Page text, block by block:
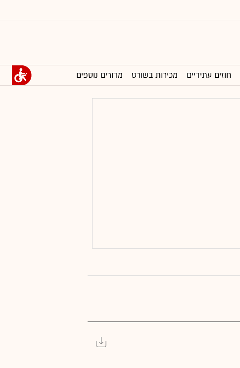
חוזים עתידיים מכירות בשורט מדורים נוספים